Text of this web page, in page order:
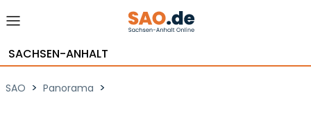
SACHSEN-ANHALT
SAO > Panorama >